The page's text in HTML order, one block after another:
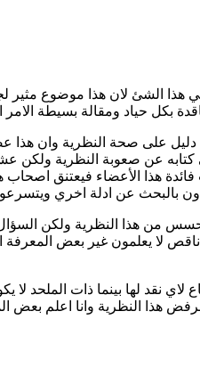
هذا الشئ لان هذا موضوع
على صحة النظرية وان هذا
عن صعوبة النظرية ولكن
هذا الأعضاء فيعتنق
هذا النظرية ولكن السؤال هل
لا يعلمون غير بعض
لاي نقد لها بينما ذات